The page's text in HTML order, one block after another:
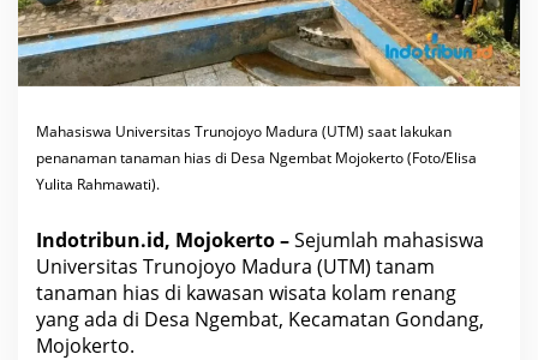
m
a
n
H
i
a
d
i
D
e
s
i
s
a
t
a
N
g
Mahasiswa Universitas Trunojoyo Madura (UTM) saat lakukan
penanaman tanaman hias di Desa Ngembat Mojokerto (Foto/Elisa
Yulita Rahmawati).
Indotribun.id, Mojokerto –Sejumlah mahasiswa
Universitas Trunojoyo Madura (UTM) tanam
tanaman hias di kawasan wisata kolam renang
yang ada di Desa Ngembat, Kecamatan Gondang,
Mojokerto.